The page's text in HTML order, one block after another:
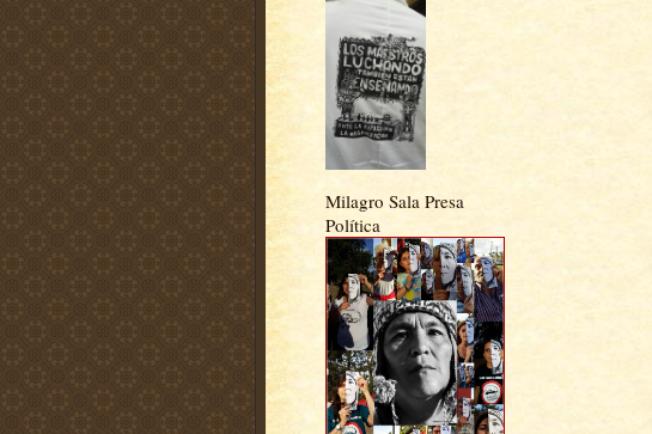
Milagro Sala Presa
Política